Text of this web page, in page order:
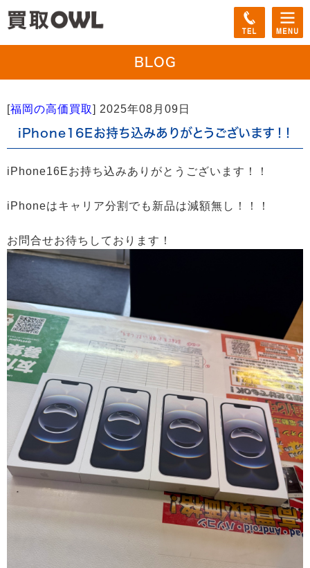
BLOG
[福岡の高価買取] 2025年08月09日
iPhone16Eお持ち込みありがとうございます！！
iPhone16Eお持ち込みありがとうございます！！
iPhoneはキャリア分割でも新品は減額無し！！！
お問合せお待ちしております！